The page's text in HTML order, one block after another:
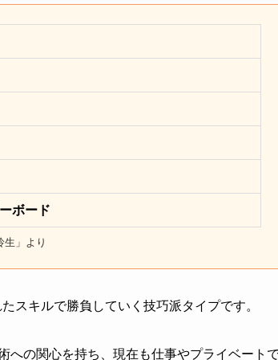
ボード
生」より
スキルで勝負していく技巧派タイプです。
への関心を持ち、現在も仕事やプライベート